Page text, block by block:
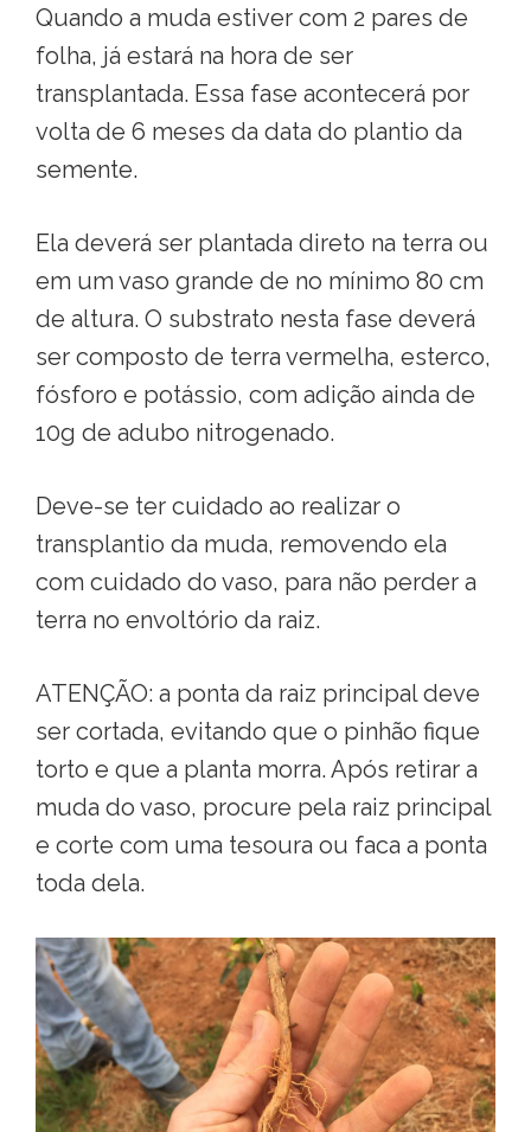
Quando a muda estiver com 2 pares de
folha, já estará na hora de ser
transplantada. Essa fase acontecerá por
volta de 6 meses da data do plantio da
semente.
Ela deverá ser plantada direto na terra ou
em um vaso grande de no mínimo 80 cm
de altura. O substrato nesta fase deverá
ser composto de terra vermelha, esterco,
fósforo e potássio, com adição ainda de
10g de adubo nitrogenado.
Deve-se ter cuidado ao realizar o
transplantio da muda, removendo ela
com cuidado do vaso, para não perder a
terra no envoltório da raiz.
ATENÇÃO: a ponta da raiz principal deve
ser cortada, evitando que o pinhão fique
torto e que a planta morra. Após retirar a
muda do vaso, procure pela raiz principal
e corte com uma tesoura ou faca a ponta
toda dela.